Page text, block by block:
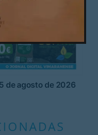
de agosto de 2026